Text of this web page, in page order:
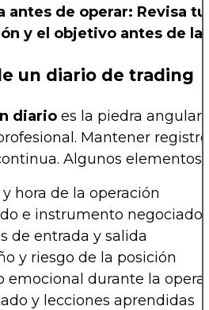
antes de operar: Revisa
y el objetivo antes de la
un diario de trading
diario es la piedra
Mantener
Algunos elementos
hora de la operación
e instrumento negociado
de entrada y salida
y riesgo de la posición
emocional durante la
y lecciones aprendidas